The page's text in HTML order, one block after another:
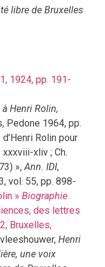
libre de Bruxelles
1924, pp. 191-
Henri Rolin,
Pedone 1964, pp.
Rolin pour
xxxviii-xliv ; Ch.
», Ann. IDI,
vol. 55, pp. 898-
» Biographie
des lettres
Bruxelles,
Henri
une voix